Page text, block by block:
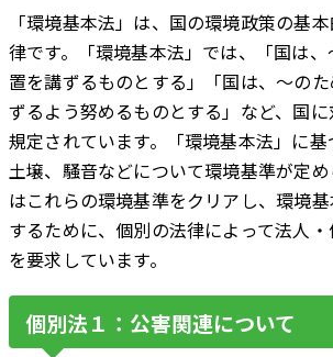
「環境基本法」は、国の環境政策の基
律です。「環境基本法」では、「国は
置を講ずるものとする」「国は、～の
ずるよう努めるものとする」など、国
規定されています。「環境基本法」に基
土壌、騒音などについて環境基準が定
はこれらの環境基準をクリアし、環境
するために、個別の法律によって法人
を要求しています。
個別法１：公害関連について